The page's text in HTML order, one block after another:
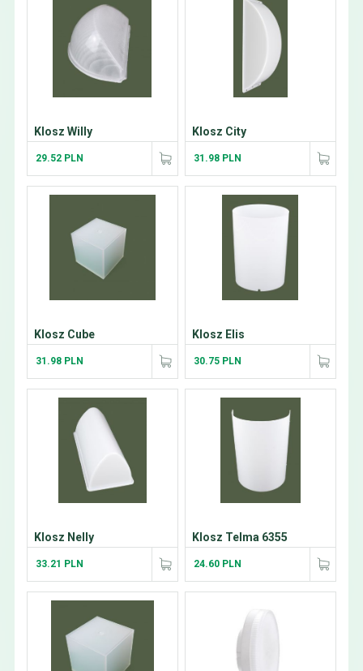
Klosz Willy
29.52 PLN
Klosz City
31.98 PLN
Klosz Cube
31.98 PLN
Klosz Elis
30.75 PLN
Klosz Nelly
33.21 PLN
Klosz Telma 6355
24.60 PLN